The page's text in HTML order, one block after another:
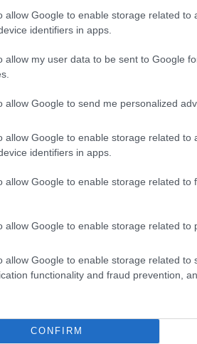
allow Google to enable storage related to
identifiers in apps.
allow my user data to be sent to Google
allow Google to send me personalized
allow Google to enable storage related to
identifiers in apps.
allow Google to enable storage related to
allow Google to enable storage related to
allow Google to enable storage related to
functionality and fraud prevention,
CONFIRM
az olyan kommentek megírásától, melyek
figyelmüket, hogy a kommentekhez